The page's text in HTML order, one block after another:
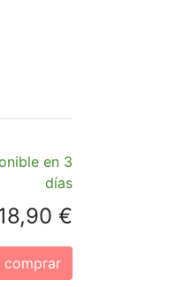
en 3
días
€
comprar